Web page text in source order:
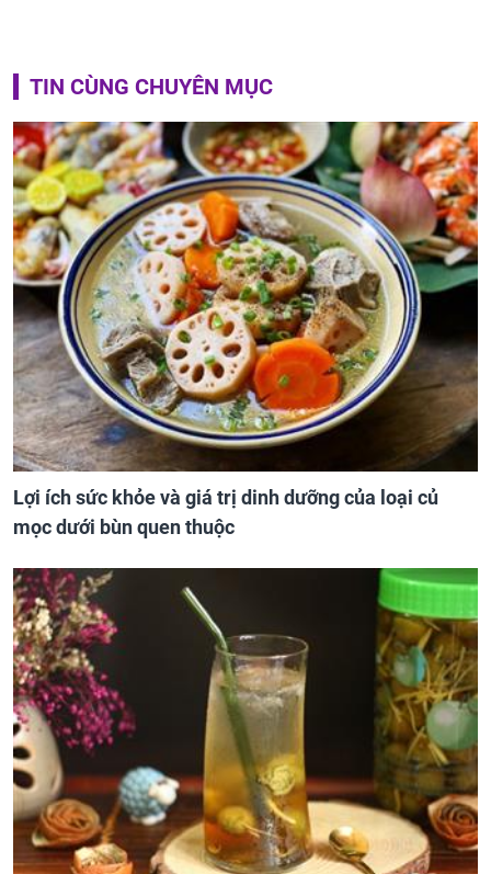
TIN CÙNG CHUYÊN MỤC
Lợi ích sức khỏe và giá trị dinh dưỡng của loại củ
mọc dưới bùn quen thuộc